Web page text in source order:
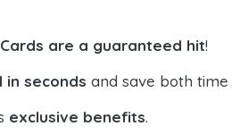
are a guaranteed hit!
seconds and save both
exclusive benefits.